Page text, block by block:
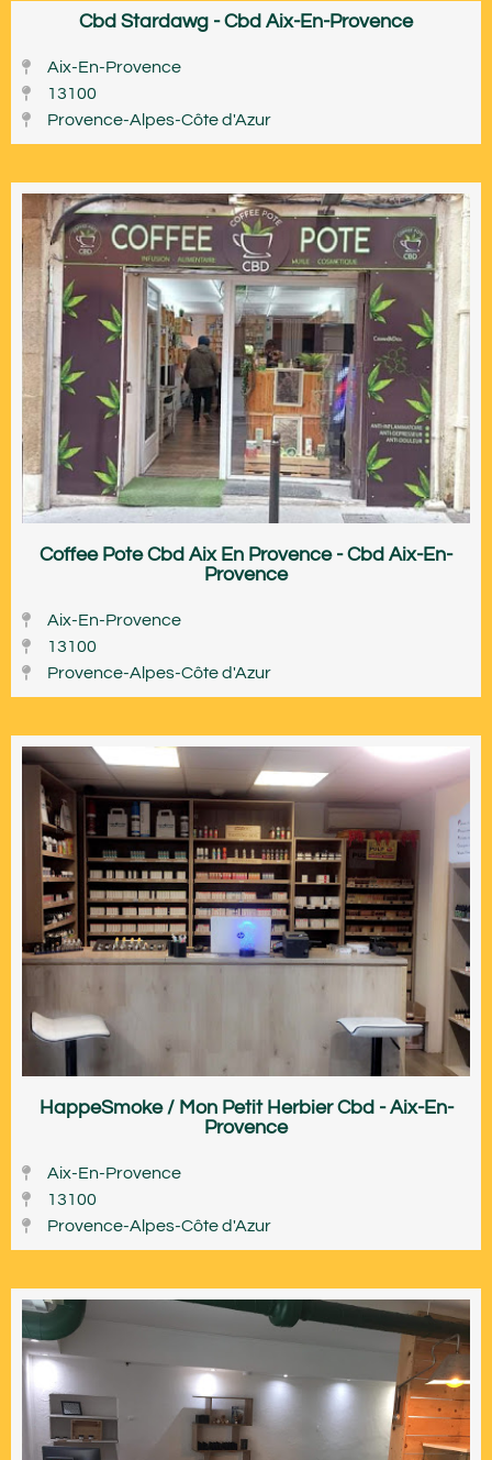
Cbd Stardawg - Cbd Aix-En-Provence
Aix-En-Provence
13100
Provence-Alpes-Côte d'Azur
Coffee Pote Cbd Aix En Provence - Cbd Aix-En-
Provence
Aix-En-Provence
13100
Provence-Alpes-Côte d'Azur
HappeSmoke / Mon Petit Herbier Cbd - Aix-En-
Provence
Aix-En-Provence
13100
Provence-Alpes-Côte d'Azur